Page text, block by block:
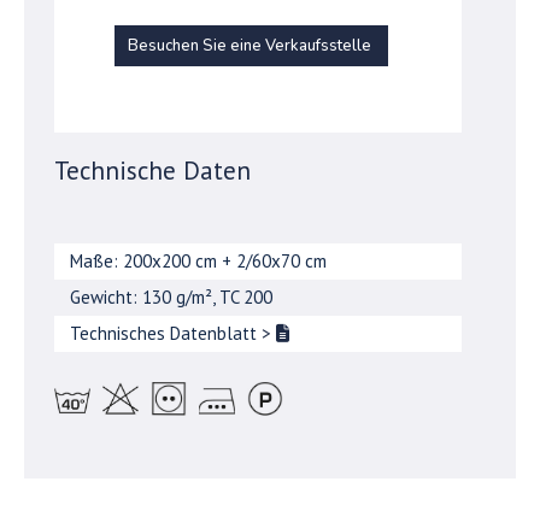
Besuchen Sie eine Verkaufsstelle
Technische Daten
Maße: 200x200 cm + 2/60x70 cm
Gewicht: 130 g/m², TC 200
Technisches Datenblatt >